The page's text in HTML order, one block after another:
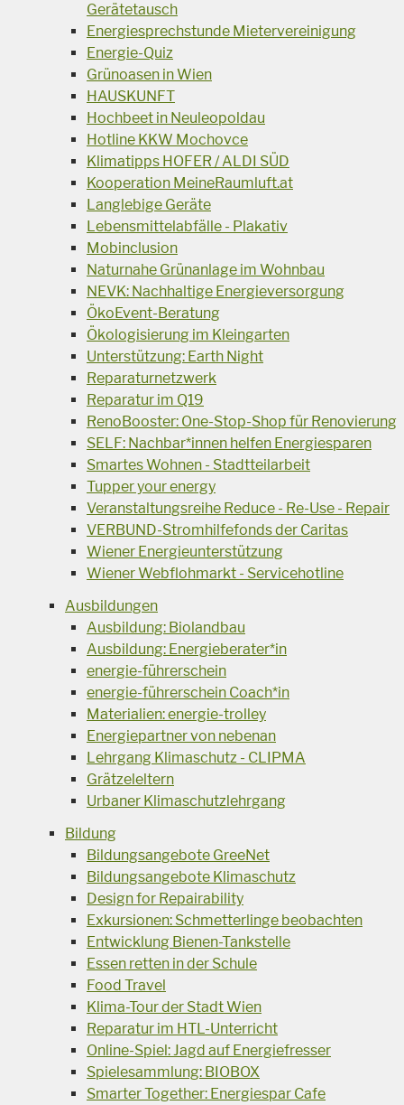
Gerätetausch
Energiesprechstunde Mietervereinigung
Energie-Quiz
Grünoasen in Wien
HAUSKUNFT
Hochbeet in Neuleopoldau
Hotline KKW Mochovce
Klimatipps HOFER / ALDI SÜD
Kooperation MeineRaumluft.at
Langlebige Geräte
Lebensmittelabfälle - Plakativ
Mobinclusion
Naturnahe Grünanlage im Wohnbau
NEVK: Nachhaltige Energieversorgung
ÖkoEvent-Beratung
Ökologisierung im Kleingarten
Unterstützung: Earth Night
Reparaturnetzwerk
Reparatur im Q19
RenoBooster: One-Stop-Shop für Renovierung
SELF: Nachbar*innen helfen Energiesparen
Smartes Wohnen - Stadtteilarbeit
Tupper your energy
Veranstaltungsreihe Reduce - Re-Use - Repair
VERBUND-Stromhilfefonds der Caritas
Wiener Energieunterstützung
Wiener Webflohmarkt - Servicehotline
Ausbildungen
Ausbildung: Biolandbau
Ausbildung: Energieberater*in
energie-führerschein
energie-führerschein Coach*in
Materialien: energie-trolley
Energiepartner von nebenan
Lehrgang Klimaschutz - CLIPMA
Grätzeleltern
Urbaner Klimaschutzlehrgang
Bildung
Bildungsangebote GreeNet
Bildungsangebote Klimaschutz
Design for Repairability
Exkursionen: Schmetterlinge beobachten
Entwicklung Bienen-Tankstelle
Essen retten in der Schule
Food Travel
Klima-Tour der Stadt Wien
Reparatur im HTL-Unterricht
Online-Spiel: Jagd auf Energiefresser
Spielesammlung: BIOBOX
Smarter Together: Energiespar Cafe